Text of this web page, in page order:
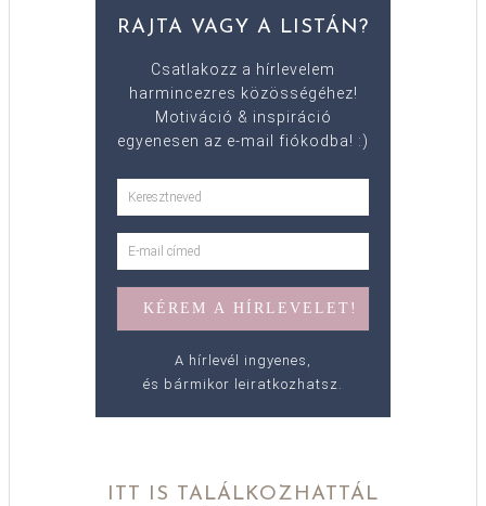
RAJTA VAGY A LISTÁN?
Csatlakozz a hírlevelem
harmincezres közösségéhez!
Motiváció & inspiráció
egyenesen az e-mail fiókodba! :)
A hírlevél ingyenes,
és bármikor leiratkozhatsz.
ITT IS TALÁLKOZHATTÁL